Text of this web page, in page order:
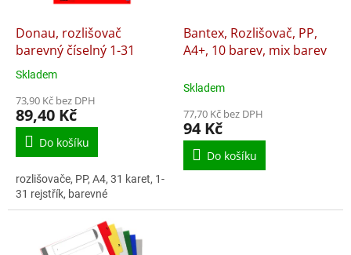
ů
Donau, rozlišovač
barevný číselný 1-31
Průměrné
produktu
je
5,0
hvězdiček.
Skladem
73,90 Kč bez DPH
89,40 Kč
Do košíku
rozlišovače, PP, A4, 31 karet, 1-
31 rejstřík, barevné
Bantex, Rozlišovač, PP,
A4+, 10 barev, mix barev
Skladem
77,70 Kč bez DPH
94 Kč
Do košíku